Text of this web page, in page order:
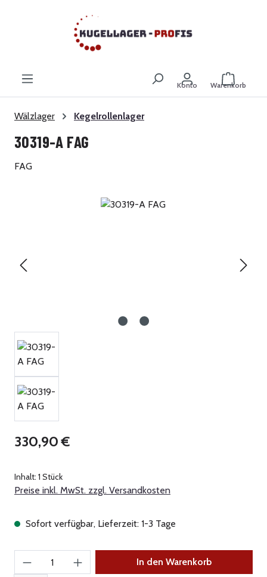
Zum Hauptinhalt springen
Konto Warenkorb
Wälzlager Kegelrollenlager
30319-A FAG
FAG
Bildergalerie überspringen
Regulärer Preis:
330,90 €
Inhalt: 1 Stück
Preise inkl. MwSt. zzgl. Versandkosten
Sofort verfügbar, Lieferzeit: 1-3 Tage
Produkt Anzahl: Gib den gewünschten Wert
In den Warenkorb